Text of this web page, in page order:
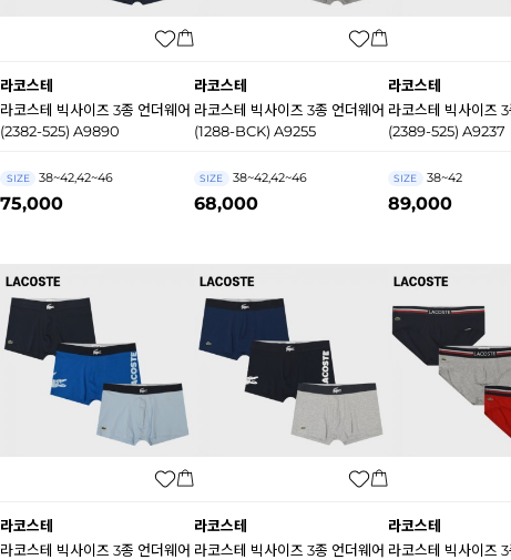
라코스테
라코스테 빅사이즈 3종 언더웨어
(2382-525) A9890
SIZE 38~42,42~46
75,000
라코스테
라코스테 빅사이즈 3종 언더웨어
(1288-BCK) A9255
SIZE 38~42,42~46
68,000
라코스테
라코스테 빅사이즈
(2389-525) A9237
SIZE 38~42
89,000
라코스테
라코스테 빅사이즈 3종 언더웨어
라코스테
라코스테 빅사이즈 3종 언더웨어
라코스테
라코스테 빅사이즈